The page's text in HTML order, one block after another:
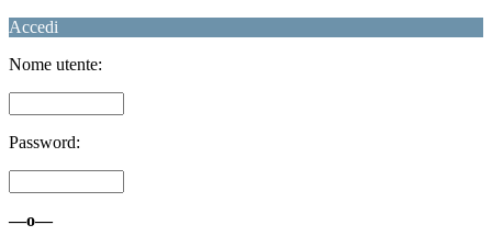
Accedi
Nome utente:
Password:
—o—